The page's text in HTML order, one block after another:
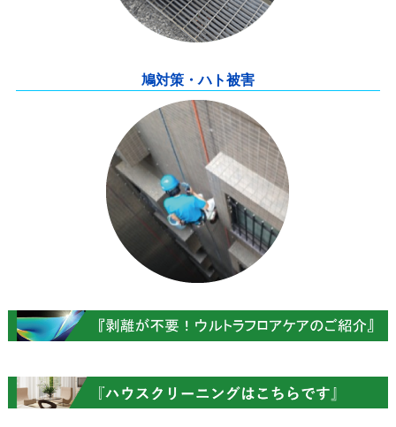
鳩対策・ハト被害